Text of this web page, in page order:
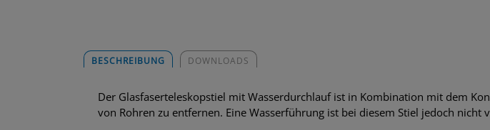
BESCHREIBUNG DOWNLOADS
Der Glasfaserteleskopstiel mit Wasserdurchlauf ist in Kombination mit dem
von Rohren zu entfernen. Eine Wasserführung ist bei diesem Stiel jedoch nicht